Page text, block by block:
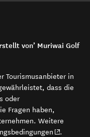
von’ Muriwai Golf
Tourismusanbieter in
dass die
oder
Fragen haben,
Weitere
(opens in
.